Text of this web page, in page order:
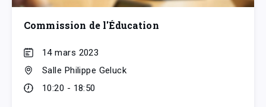
Commission de l'Éducation
14 mars 2023
Salle Philippe Geluck
10:20 - 18:50